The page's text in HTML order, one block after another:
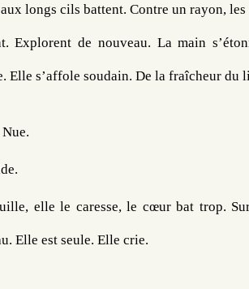
longs cils battent. Contre un rayon, les
Explorent de nouveau. La main
Elle s’affole soudain. De la fraîcheur du
elle le caresse, le cœur bat trop.
Elle est seule. Elle crie.